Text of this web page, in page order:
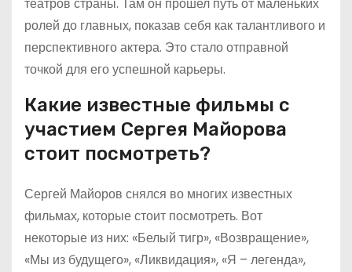
ролей до главных, показав себя как талантливого и
перспективного актера. Это стало отправной
точкой для его успешной карьеры.
Какие известные фильмы с
участием Сергея Майорова
стоит посмотреть?
Сергей Майоров снялся во многих известных
фильмах, которые стоит посмотреть. Вот
некоторые из них: «Белый тигр», «Возвращение»,
«Мы из будущего», «Ликвидация», «Я – легенда»,